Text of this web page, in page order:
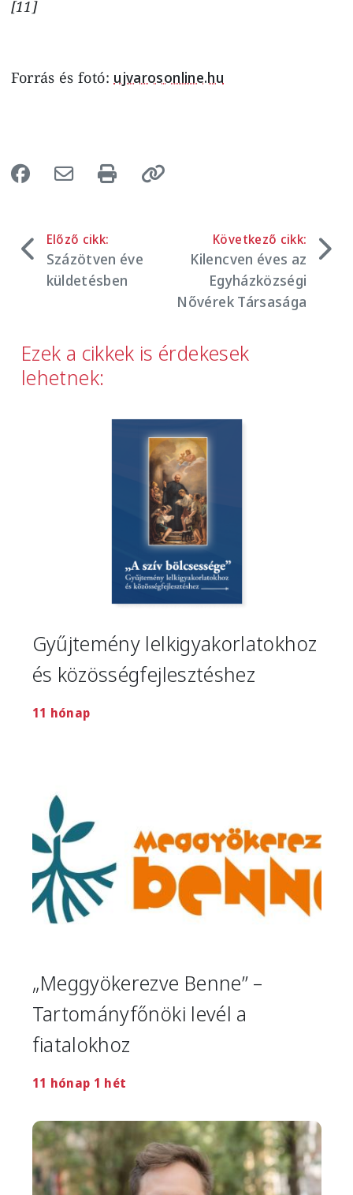
[11]
Forrás és fotó: ujvarosonline.hu
Előző cikk:
Százötven éve
küldetésben
Következő cikk:
Kilencven éves az
Egyházközségi
Nővérek Társasága
Ezek a cikkek is érdekesek
lehetnek:
Gyűjtemény lelkigyakorlatokhoz
és közösségfejlesztéshez
11 hónap
„Meggyökerezve Benne” –
Tartományfőnöki levél a
fiatalokhoz
11 hónap 1 hét
Image